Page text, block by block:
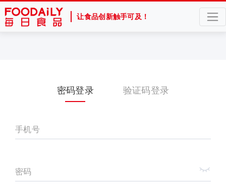
让食品创新触手可及！
密码登录 验证码登录
手机号
密码